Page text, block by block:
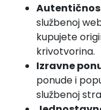
službenoj
kupujete
krivotvorina.
Izravne
ponude i
službenoj